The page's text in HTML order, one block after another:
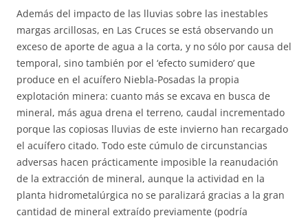
Además del impacto de las lluvias sobre las inestables
margas arcillosas, en Las Cruces se está observando un
exceso de aporte de agua a la corta, y no sólo por causa del
temporal, sino también por el ‘efecto sumidero’ que
produce en el acuífero Niebla-Posadas la propia
explotación minera: cuanto más se excava en busca de
mineral, más agua drena el terreno, caudal incrementado
porque las copiosas lluvias de este invierno han recargado
el acuífero citado. Todo este cúmulo de circunstancias
adversas hacen prácticamente imposible la reanudación
de la extracción de mineral, aunque la actividad en la
planta hidrometalúrgica no se paralizará gracias a la gran
cantidad de mineral extraído previamente (podría